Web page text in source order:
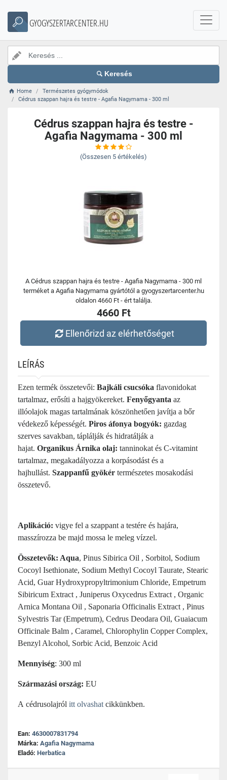
GYOGYSZERTARCENTER.HU
Keresés
Home
Természetes gyógymódok
Cédrus szappan hajra és testre - Agafia Nagymama - 300 ml
Cédrus szappan hajra és testre -
Agafia Nagymama - 300 ml
(Összesen 5 értékelés)
A Cédrus szappan hajra és testre - Agafia Nagymama - 300 ml
terméket a Agafia Nagymama gyártótól a gyogyszertarcenter.hu
oldalon 4660 Ft - ért találja.
4660 Ft
Ellenőrizd az elérhetőséget
LEÍRÁS
Ezen termék összetevői: Bajkáli csucsóka flavonidokat
tartalmaz, erősíti a hajgyökereket. Fenyőgyanta az
illóolajok magas tartalmának köszönhetően javítja a bőr
védekező képességét. Piros áfonya bogyók: gazdag
szerves savakban, táplálják és hidratálják a
hajat. Organikus Árnika olaj: tanninokat és C-vitamint
tartalmaz, megakadályozza a korpásodást és a
hajhullást. Szappanfű gyökér természetes mosakodási
összetevő.
Aplikáció: vigye fel a szappant a testére és hajára,
masszírozza be majd mossa le meleg vízzel.
Összetevők: Aqua, Pinus Sibirica Oil , Sorbitol, Sodium
Cocoyl Isethionate, Sodium Methyl Cocoyl Taurate, Stearic
Acid, Guar Hydroxypropyltrimonium Chloride, Empetrum
Sibiricum Extract , Juniperus Oxycedrus Extract , Organic
Arnica Montana Oil , Saponaria Officinalis Extract , Pinus
Sylvestris Tar (Empetrum), Cedrus Deodara Oil, Guaiacum
Officinale Balm , Caramel, Chlorophylin Copper Complex,
Benzyl Alcohol, Sorbic Acid, Benzoic Acid
Mennyiség: 300 ml
Származási ország: EU
A cédrusolajról itt olvashat cikkünkben.
Ean: 4630007831794
Márka: Agafia Nagymama
Eladó: Herbatica